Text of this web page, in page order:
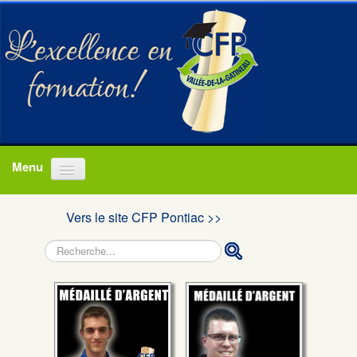
Programmes
Actualités
Nous joindre
Vers le site CFP Pontiac >>
Rechercher